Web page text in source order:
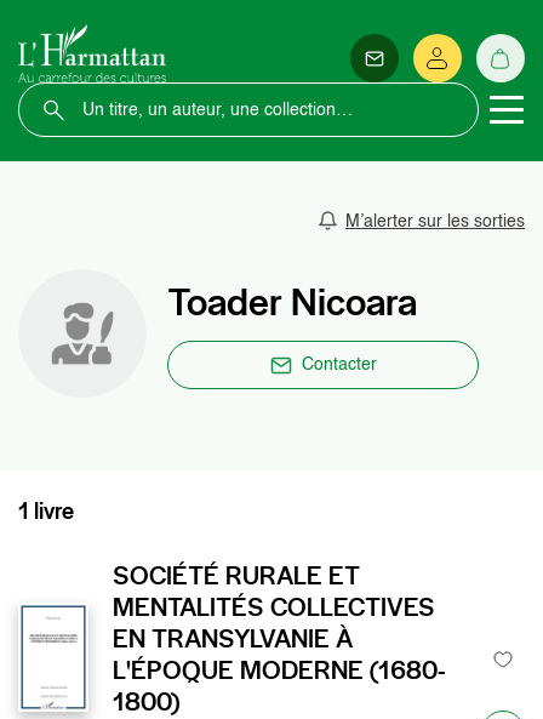
M’alerter sur les sorties
Toader Nicoara
Contacter
1 livre
SOCIÉTÉ RURALE ET
MENTALITÉS COLLECTIVES
EN TRANSYLVANIE À
L'ÉPOQUE MODERNE (1680-
1800)